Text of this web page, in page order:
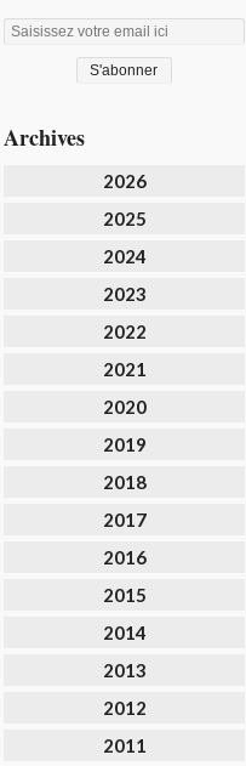
Archives
2026
2025
2024
2023
2022
2021
2020
2019
2018
2017
2016
2015
2014
2013
2012
2011